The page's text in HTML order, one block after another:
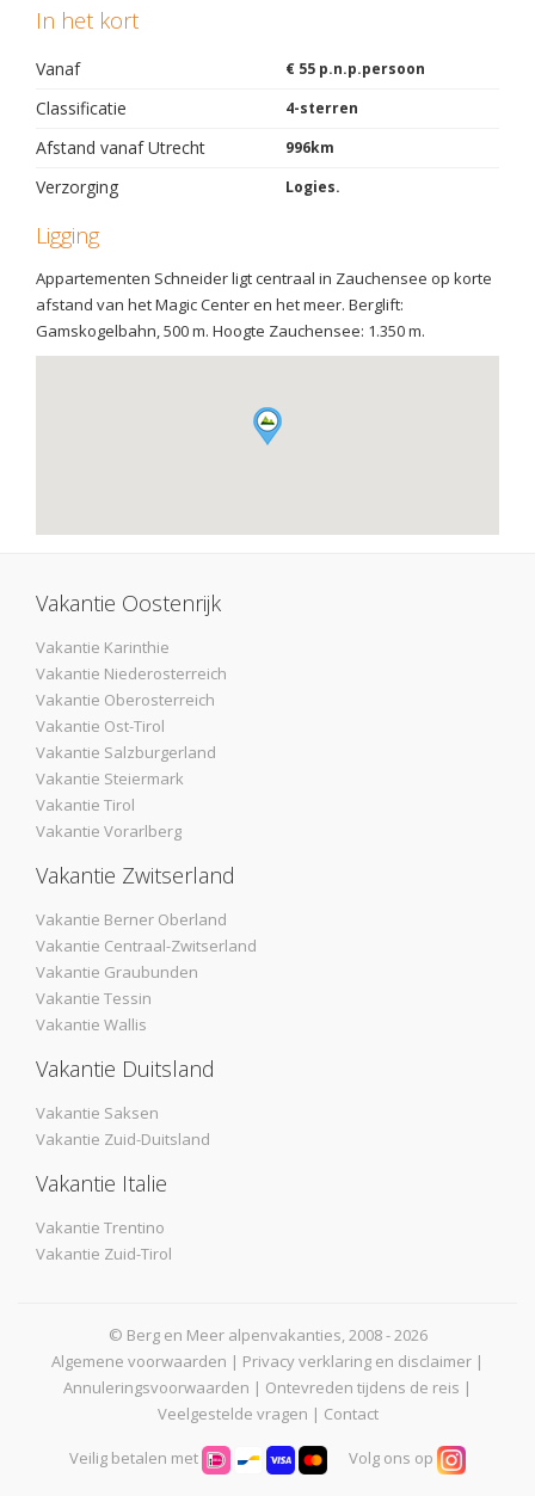
In het kort
Vanaf € 55 p.n.p.persoon
Classificatie 4-sterren
Afstand vanaf Utrecht 996km
Verzorging Logies.
Ligging
Appartementen Schneider ligt centraal in Zauchensee op korte
afstand van het Magic Center en het meer. Berglift:
Gamskogelbahn, 500 m. Hoogte Zauchensee: 1.350 m.
Vakantie Oostenrijk
Vakantie Karinthie
Vakantie Niederosterreich
Vakantie Oberosterreich
Vakantie Ost-Tirol
Vakantie Salzburgerland
Vakantie Steiermark
Vakantie Tirol
Vakantie Vorarlberg
Vakantie Zwitserland
Vakantie Berner Oberland
Vakantie Centraal-Zwitserland
Vakantie Graubunden
Vakantie Tessin
Vakantie Wallis
Vakantie Duitsland
Vakantie Saksen
Vakantie Zuid-Duitsland
Vakantie Italie
Vakantie Trentino
Vakantie Zuid-Tirol
© Berg en Meer alpenvakanties, 2008 - 2026
Algemene voorwaarden | Privacy verklaring en disclaimer |
Annuleringsvoorwaarden | Ontevreden tijdens de reis |
Veelgestelde vragen | Contact
Veilig betalen met Volg ons op